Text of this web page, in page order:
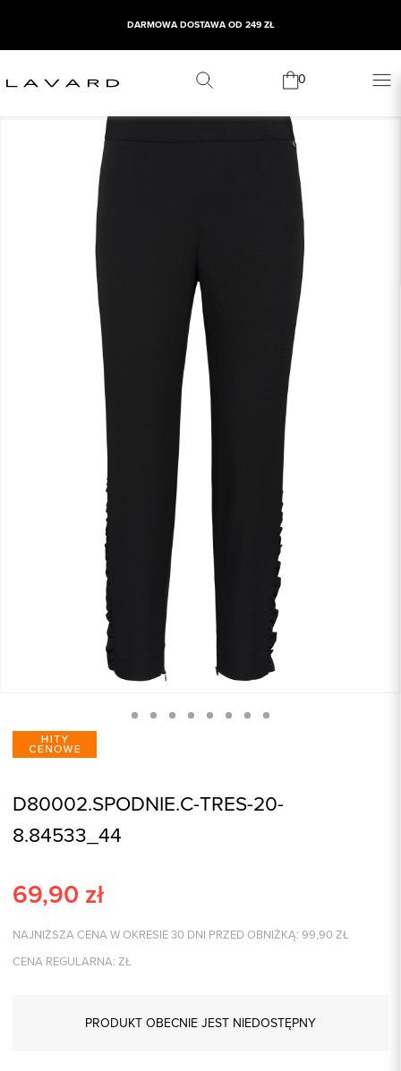
DARMOWA DOSTAWA OD 249 ZŁ
0
D80002.SPODNIE.C-TRES-20-
8.84533_44
69,90 zł
NAJNIŻSZA CENA W OKRESIE 30 DNI PRZED OBNIŻKĄ: 99,90 ZŁ
CENA REGULARNA: ZŁ
PRODUKT OBECNIE JEST NIEDOSTĘPNY